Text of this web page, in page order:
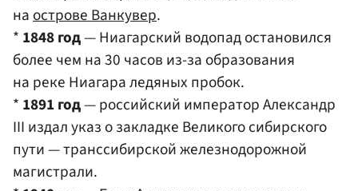
наострове Ванкувер.
* 1848 год— Ниагарский водопад остановился
более чем на 30 часов из-за образования
на реке Ниагара ледяных пробок.
* 1891 год— российский император Александр
III издал указ о закладке Великого сибирского
пути — транссибирской железнодорожной
магистрали.